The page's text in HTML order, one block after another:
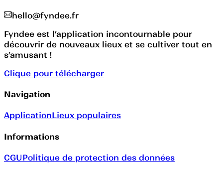
hello@fyndee.fr
Fyndee est l’application incontournable pour
découvrir de nouveaux lieux et se cultiver tout en
s’amusant !
Clique pour télécharger
Navigation
ApplicationLieux populaires
Informations
CGUPolitique de protection des données